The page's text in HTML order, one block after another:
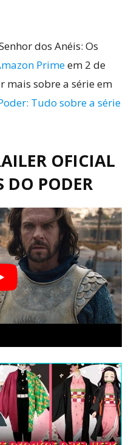
dos Anéis: Os
Primeem 2 de
mais sobre a série em
Tudo sobre a série
OFICIAL
DO PODER